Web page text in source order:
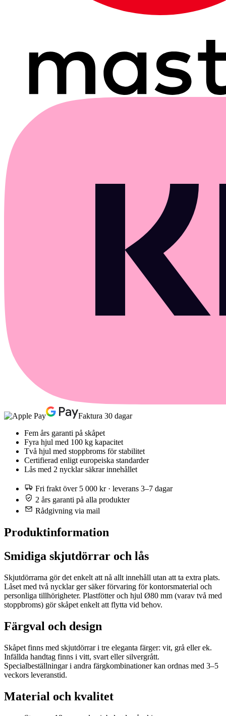
Faktura 30 dagar
Fem års garanti på skåpet
Fyra hjul med 100 kg kapacitet
Två hjul med stoppbroms för stabilitet
Certifierad enligt europeiska standarder
Lås med 2 nycklar säkrar innehållet
Fri frakt över 5 000 kr · leverans 3–7 dagar
2 års garanti på alla produkter
Rådgivning via mail
Produktinformation
Smidiga skjutdörrar och lås
Skjutdörrarna gör det enkelt att nå allt innehåll utan att ta extra plats.
Låset med två nycklar ger säker förvaring för kontorsmaterial och
personliga tillhörigheter. Plastfötter och hjul Ø80 mm (varav två med
stoppbroms) gör skåpet enkelt att flytta vid behov.
Färgval och design
Skåpet finns med skjutdörrar i tre eleganta färger: vit, grå eller ek.
Infällda handtag finns i vitt, svart eller silvergrått.
Specialbeställningar i andra färgkombinationer kan ordnas med 3–5
veckors leveranstid.
Material och kvalitet